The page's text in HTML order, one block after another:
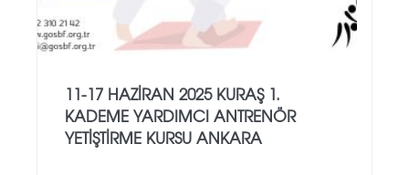
11-17 HAZİRAN 2025 KURAŞ 1.
KADEME YARDIMCI ANTRENÖR
YETİŞTİRME KURSU ANKARA